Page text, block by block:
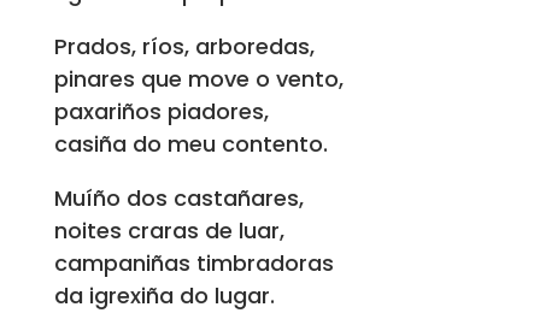
Prados, ríos, arboredas,
pinares que move o vento,
paxariños piadores,
casiña do meu contento.
Muíño dos castañares,
noites craras de luar,
campaniñas timbradoras
da igrexiña do lugar.